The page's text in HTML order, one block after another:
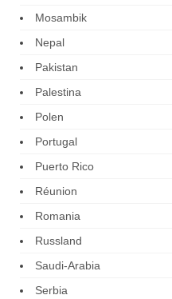
Mosambik
Nepal
Pakistan
Palestina
Polen
Portugal
Puerto Rico
Réunion
Romania
Russland
Saudi-Arabia
Serbia